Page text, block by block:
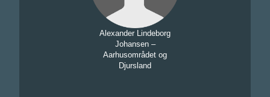
Alexander Lindeborg
Johansen –
Aarhusområdet og
Djursland